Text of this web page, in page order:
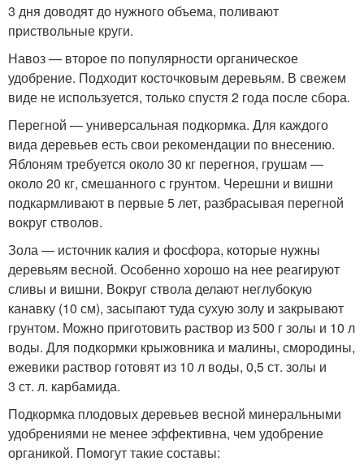
3 дня доводят до нужного объема, поливают
приствольные круги.
Навоз — второе по популярности органическое
удобрение. Подходит косточковым деревьям. В свежем
виде не используется, только спустя 2 года после сбора.
Перегной — универсальная подкормка. Для каждого
вида деревьев есть свои рекомендации по внесению.
Яблоням требуется около 30 кг перегноя, грушам —
около 20 кг, смешанного с грунтом. Черешни и вишни
подкармливают в первые 5 лет, разбрасывая перегной
вокруг стволов.
Зола — источник калия и фосфора, которые нужны
деревьям весной. Особенно хорошо на нее реагируют
сливы и вишни. Вокруг ствола делают неглубокую
канавку (10 см), засыпают туда сухую золу и закрывают
грунтом. Можно приготовить раствор из 500 г золы и 10 л
воды. Для подкормки крыжовника и малины, смородины,
ежевики раствор готовят из 10 л воды, 0,5 ст. золы и
3 ст. л. карбамида.
Подкормка плодовых деревьев весной минеральными
удобрениями не менее эффективна, чем удобрение
органикой. Помогут такие составы: